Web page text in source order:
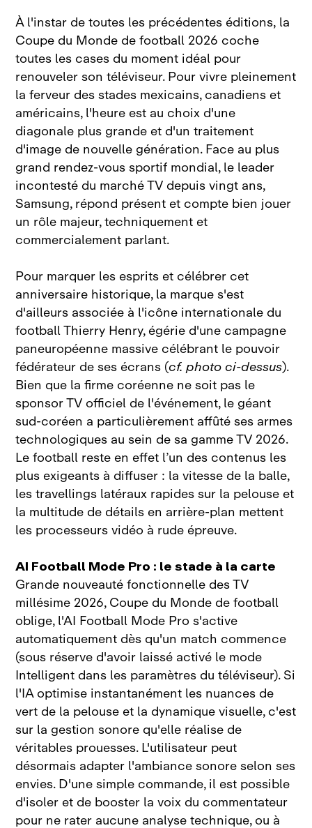
À l'instar de toutes les précédentes éditions, la
Coupe du Monde de football 2026 coche
toutes les cases du moment idéal pour
renouveler son téléviseur. Pour vivre pleinement
la ferveur des stades mexicains, canadiens et
américains, l'heure est au choix d'une
diagonale plus grande et d'un traitement
d'image de nouvelle génération. Face au plus
grand rendez‑vous sportif mondial, le leader
incontesté du marché TV depuis vingt ans,
Samsung, répond présent et compte bien jouer
un rôle majeur, techniquement et
commercialement parlant.
Pour marquer les esprits et célébrer cet
anniversaire historique, la marque s'est
d'ailleurs associée à l'icône internationale du
football Thierry Henry, égérie d'une campagne
paneuropéenne massive célébrant le pouvoir
fédérateur de ses écrans (cf. photo ci‑dessus).
Bien que la firme coréenne ne soit pas le
sponsor TV officiel de l'événement, le géant
sud‑coréen a particulièrement affûté ses armes
technologiques au sein de sa gamme TV 2026.
Le football reste en effet l’un des contenus les
plus exigeants à diffuser : la vitesse de la balle,
les travellings latéraux rapides sur la pelouse et
la multitude de détails en arrière‑plan mettent
les processeurs vidéo à rude épreuve.
AI Football Mode Pro : le stade à la carte
Grande nouveauté fonctionnelle des TV
millésime 2026, Coupe du Monde de football
oblige, l'AI Football Mode Pro s'active
automatiquement dès qu'un match commence
(sous réserve d'avoir laissé activé le mode
Intelligent dans les paramètres du téléviseur). Si
l'IA optimise instantanément les nuances de
vert de la pelouse et la dynamique visuelle, c'est
sur la gestion sonore qu'elle réalise de
véritables prouesses. L'utilisateur peut
désormais adapter l'ambiance sonore selon ses
envies. D'une simple commande, il est possible
d'isoler et de booster la voix du commentateur
pour ne rater aucune analyse technique, ou à